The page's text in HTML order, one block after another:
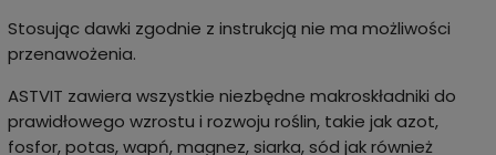
Stosując dawki zgodnie z instrukcją nie ma możliwości
przenawożenia.
ASTVIT zawiera wszystkie niezbędne makroskładniki do
prawidłowego wzrostu i rozwoju roślin, takie jak azot,
fosfor, potas, wapń, magnez, siarka, sód jak również